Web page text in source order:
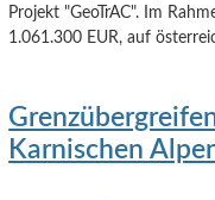
Projekt "GeoTrAC". Im
1.061.300 EUR, auf
Karnischen